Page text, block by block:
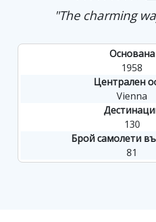
"The charming
Основана
1958
Централен
Vienna
130
Брой самолети
81